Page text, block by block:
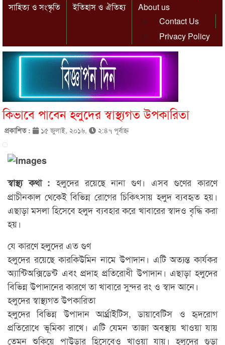
সাহিত্য ও সংস্কৃতি ইতিহাস ও ঐতিহ্য
About us
Contact Us
Privacy Policy
কিভাবে পাবেন হলুদের স্বাস্থ্যগত উপকারিতা
প্রকাশিত : ১৫ জুলাই, ২০১৬, ২:৪৭ পূর্বাহ্ণ
স্বাস্থ্য কথা : হলুদের রয়েছে নানা গুণ। এসব গুণের কারণে
প্রাচীনকাল থেকেই বিভিন্ন রোগের চিকিৎসায় হলুদ ব্যবহৃত হয়।
এছাড়া মসলা হিসেবে হলুদ ব্যবহার করে খাবারের স্বাদও বৃদ্ধি করা
হয়।
যে কারণে হলুদের এত গুণ
হলুদের রয়েছে কারকিউমিন নামে উপাদান। এটি অত্যন্ত কার্যকর
অ্যান্টিঅক্সিডেন্ট এবং প্রদাহ প্রতিরোধী উপাদান। এছাড়া হলুদের
বিভিন্ন উপাদানের কারণে তা খাবারে সুন্দর রং ও স্বাদ আনে।
হলুদের স্বাস্থ্যগত উপকারিতা
হলুদের বিভিন্ন উপাদান আর্থ্রাইটিস, ডায়াবেটিস ও হৃদরোগ
প্রতিরোধে ভূমিকা রাখে। এটি যেমন তাজা অবস্থায় খাওয়া যায়
তেমন শুকিয়ে পাউডার হিসেবেও খাওয়া যায়। হলুদের গুড়া